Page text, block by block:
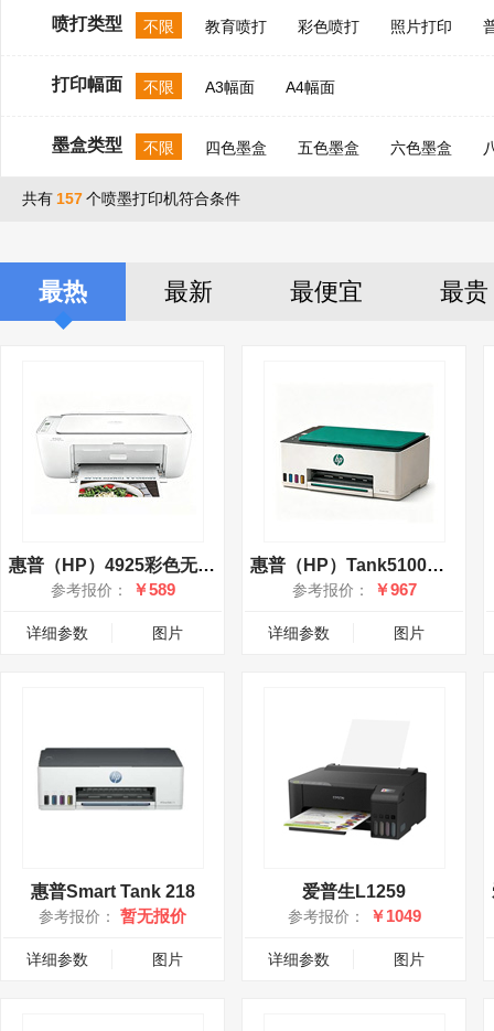
喷打类型 不限 教育喷打 彩色喷打 照片打印
打印幅面 不限 A3幅面 A4幅面
墨盒类型 不限 四色墨盒 五色墨盒 六色墨盒
共有 157个喷墨打印机符合条件
最热 最新 最便宜 最贵
惠普（HP）4925彩色无线喷墨打印机
参考报价： ￥589
详细参数 图片
惠普（HP）Tank5100连供喷墨打印机
参考报价： ￥967
详细参数 图片
惠普Smart Tank 218
参考报价： 暂无报价
详细参数 图片
爱普生L1259
参考报价： ￥1049
详细参数 图片